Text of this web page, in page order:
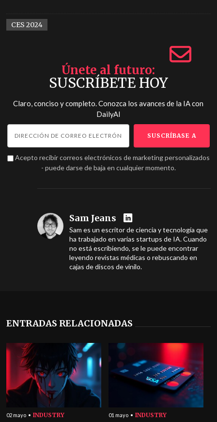
CES 2024
Únete al futuro
SUSCRÍBETE HOY
Claro, conciso y completo. Conozca los avances de la IA con
DailyAI
Acepto recibir correos electrónicos de marketing personalizados
- puede darse de baja en cualquier momento.
Sam Jeans
Sam es un escritor de ciencia y tecnología que
ha trabajado en varias startups de IA. Cuando
no está escribiendo, se le puede encontrar
leyendo revistas médicas o rebuscando en
cajas de discos de vinilo.
ENTRADAS RELACIONADAS
02 mayo INDUSTRY 01 mayo INDUSTRY